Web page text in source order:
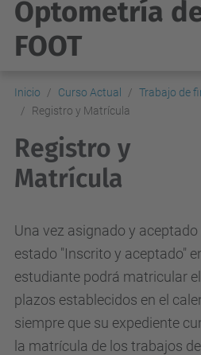
Optometría
FOOT
Inicio Curso Actual
Trabajo de
Registro y Matrícula
Registro y
Matrícula
Una vez asignado y aceptado
estado "Inscrito y aceptado"
estudiante podrá matricular
plazos establecidos en el
siempre que su expediente
la matrícula de los trabajos